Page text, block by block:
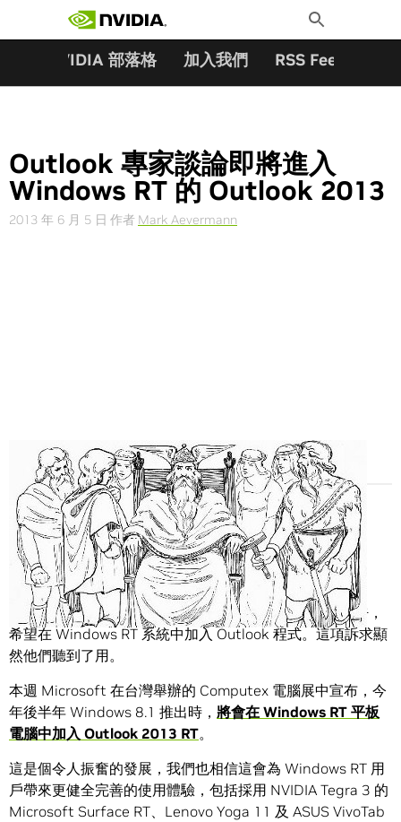
Toggle
Search
NVIDIA 部落格 加入我們 RSS Feeds
Outlook 專家談論即將進入
Windows RT 的 Outlook 2013
2013 年 6 月 5 日 作者 Mark Aevermann
Share
今年稍早，Nvidia 執行長黃仁勳向「Outlook 專家」疾呼，
希望在 Windows RT 系統中加入 Outlook 程式。這項訴求顯
然他們聽到了用。
本週 Microsoft 在台灣舉辦的 Computex 電腦展中宣布，今
年後半年 Windows 8.1 推出時， 將會在 Windows RT 平板
電腦中加入 Outlook 2013 RT。
這是個令人振奮的發展，我們也相信這會為 Windows RT 用
戶帶來更健全完善的使用體驗，包括採用 NVIDIA Tegra 3 的
Microsoft Surface RT、Lenovo Yoga 11 及 ASUS VivoTab